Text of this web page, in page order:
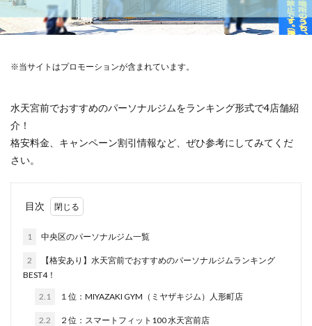
※当サイトはプロモーションが含まれています。
水天宮前でおすすめのパーソナルジムをランキング形式で4店舗紹
介！
格安料金、キャンペーン割引情報など、ぜひ参考にしてみてくだ
さい。
目次
1 中央区のパーソナルジム一覧
2
【格安あり】水天宮前でおすすめのパーソナルジムランキング
BEST4！
2.1 １位：MIYAZAKI GYM（ミヤザキジム）人形町店
2.2 ２位：スマートフィット100 水天宮前店